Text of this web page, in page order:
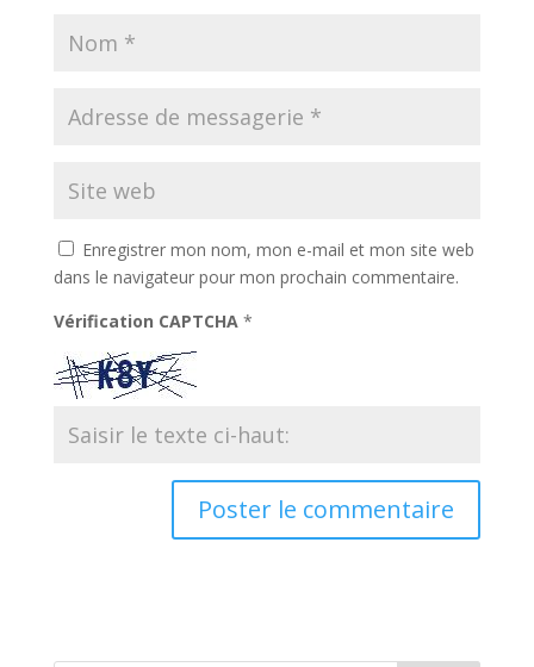
Enregistrer mon nom, mon e-mail et mon site web
dans le navigateur pour mon prochain commentaire.
Vérification CAPTCHA *